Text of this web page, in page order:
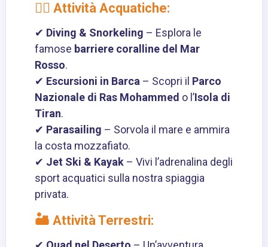
🏊‍♂️ Attività Acquatiche:
✔ Diving & Snorkeling – Esplora le
famose barriere coralline del Mar
Rosso.
✔ Escursioni in Barca – Scopri il Parco
Nazionale di Ras Mohammed o l’Isola di
Tiran.
✔ Parasailing – Sorvola il mare e ammira
la costa mozzafiato.
✔ Jet Ski & Kayak – Vivi l’adrenalina degli
sport acquatici sulla nostra spiaggia
privata.
🏜️ Attività Terrestri: